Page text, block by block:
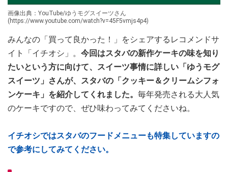
画像出典：YouTube/ゆうモグスイーツさん
(https://www.youtube.com/watch?v=45F5vmjs4p4)
みんなの「買って良かった！」をシェアするレコメンドサ
イト「イチオシ」。 今回はスタバの新作ケーキの味を知り
たいという方に向けて、スイーツ事情に詳しい「ゆうモグ
スイーツ」さんが、スタバの「クッキー＆クリームシフォ
ンケーキ」を紹介してくれました。 毎年発売される大人気
のケーキですので、ぜひ味わってみてくださいね。
イチオシではスタバのフードメニューも特集していますの
で参考にしてみてください。